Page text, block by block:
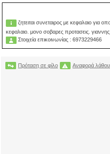
ζητειται συνεταιρος με κεφαλαιο για
κεφαλαιο. μονο σοβαρες προτασεις.
Στοιχεία επικοινωνίας : 6973229466
Πρόταση σε φίλο Αναφορά